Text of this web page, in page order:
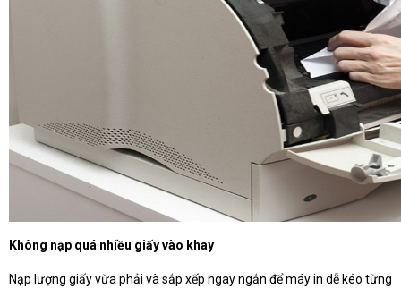
Không nạp quá nhiều giấy vào khay
Nạp lượng giấy vừa phải và sắp xếp ngay ngắn để máy in dễ kéo từng